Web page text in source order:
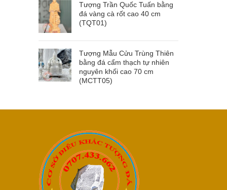
Tượng Trần Quốc Tuấn bằng
đá vàng cà rốt cao 40 cm
(TQT01)
Tượng Mẫu Cửu Trùng Thiên
bằng đá cẩm thạch tự nhiên
nguyên khối cao 70 cm
(MCTT05)